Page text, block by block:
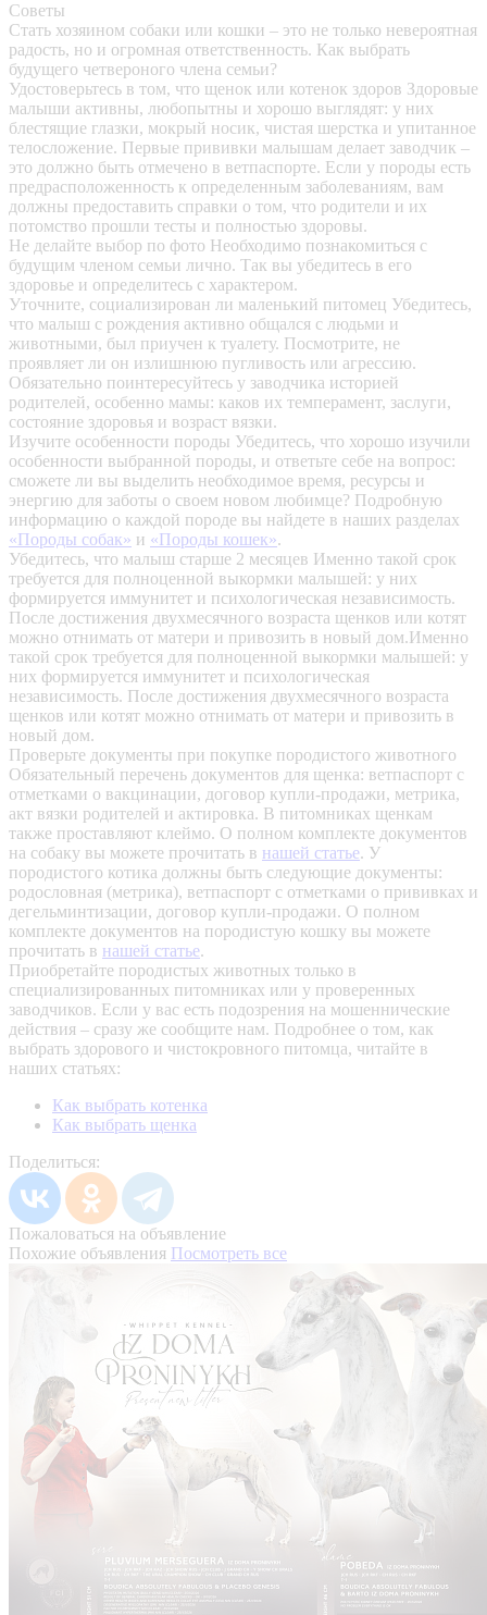
Советы
Стать хозяином собаки или кошки – это не только невероятная
радость, но и огромная ответственность. Как выбрать
будущего четвероного члена семьи?
Удостоверьтесь в том, что щенок или котенок здоров Здоровые
малыши активны, любопытны и хорошо выглядят: у них
блестящие глазки, мокрый носик, чистая шерстка и упитанное
телосложение. Первые прививки малышам делает заводчик –
это должно быть отмечено в ветпаспорте. Если у породы есть
предрасположенность к определенным заболеваниям, вам
должны предоставить справки о том, что родители и их
потомство прошли тесты и полностью здоровы.
Не делайте выбор по фото Необходимо познакомиться с
будущим членом семьи лично. Так вы убедитесь в его
здоровье и определитесь с характером.
Уточните, социализирован ли маленький питомец Убедитесь,
что малыш с рождения активно общался с людьми и
животными, был приучен к туалету. Посмотрите, не
проявляет ли он излишнюю пугливость или агрессию.
Обязательно поинтересуйтесь у заводчика историей
родителей, особенно мамы: каков их темперамент, заслуги,
состояние здоровья и возраст вязки.
Изучите особенности породы Убедитесь, что хорошо изучили
особенности выбранной породы, и ответьте себе на вопрос:
сможете ли вы выделить необходимое время, ресурсы и
энергию для заботы о своем новом любимце? Подробную
информацию о каждой породе вы найдете в наших разделах
«Породы собак» и «Породы кошек».
Убедитесь, что малыш старше 2 месяцев Именно такой срок
требуется для полноценной выкормки малышей: у них
формируется иммунитет и психологическая независимость.
После достижения двухмесячного возраста щенков или котят
можно отнимать от матери и привозить в новый дом.Именно
такой срок требуется для полноценной выкормки малышей: у
них формируется иммунитет и психологическая
независимость. После достижения двухмесячного возраста
щенков или котят можно отнимать от матери и привозить в
новый дом.
Проверьте документы при покупке породистого животного
Обязательный перечень документов для щенка: ветпаспорт с
отметками о вакцинации, договор купли-продажи, метрика,
акт вязки родителей и актировка. В питомниках щенкам
также проставляют клеймо. О полном комплекте документов
на собаку вы можете прочитать в нашей статье. У
породистого котика должны быть следующие документы:
родословная (метрика), ветпаспорт с отметками о прививках и
дегельминтизации, договор купли-продажи. О полном
комплекте документов на породистую кошку вы можете
прочитать в нашей статье.
Приобретайте породистых животных только в
специализированных питомниках или у проверенных
заводчиков. Если у вас есть подозрения на мошеннические
действия – сразу же сообщите нам. Подробнее о том, как
выбрать здорового и чистокровного питомца, читайте в
наших статьях:
Как выбрать котенка
Как выбрать щенка
Поделиться:
Пожаловаться на объявление
Похожие объявления Посмотреть все